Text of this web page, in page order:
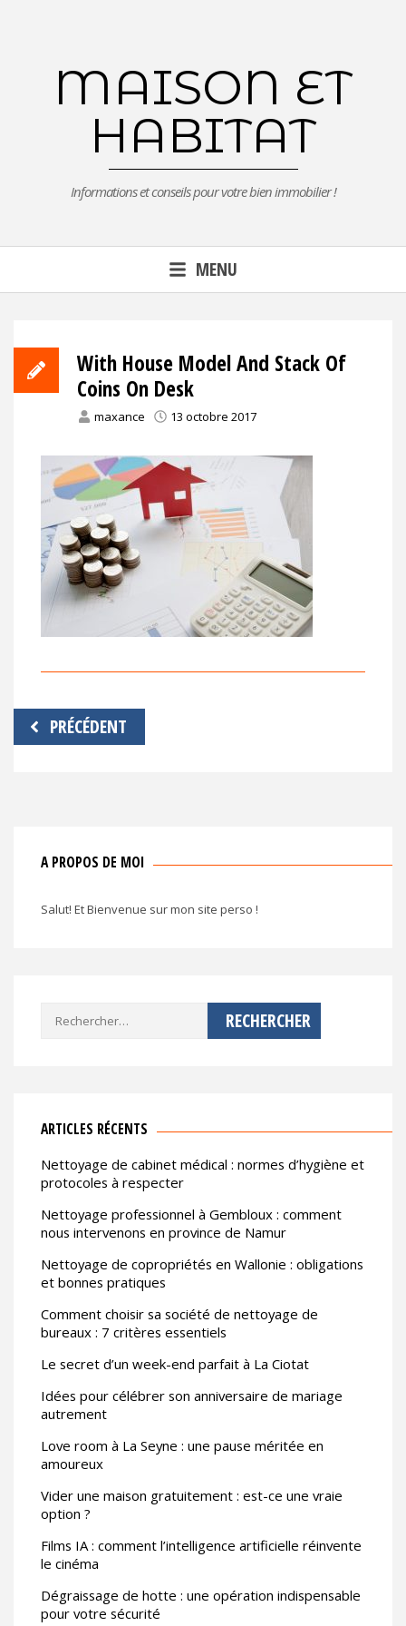
MAISON ET
HABITAT
Informations et conseils pour votre bien immobilier !
MENU
With House Model And Stack Of
Coins On Desk
maxance 13 octobre 2017
Navigation
de
PRÉCÉDENT
A PROPOS DE MOI
Salut! Et Bienvenue sur mon site perso !
Rechercher :
ARTICLES RÉCENTS
Nettoyage de cabinet médical : normes d’hygiène et
protocoles à respecter
Nettoyage professionnel à Gembloux : comment
nous intervenons en province de Namur
Nettoyage de copropriétés en Wallonie : obligations
et bonnes pratiques
Comment choisir sa société de nettoyage de
bureaux : 7 critères essentiels
Le secret d’un week-end parfait à La Ciotat
Idées pour célébrer son anniversaire de mariage
autrement
Love room à La Seyne : une pause méritée en
amoureux
Vider une maison gratuitement : est-ce une vraie
option ?
Films IA : comment l’intelligence artificielle réinvente
le cinéma
Dégraissage de hotte : une opération indispensable
pour votre sécurité